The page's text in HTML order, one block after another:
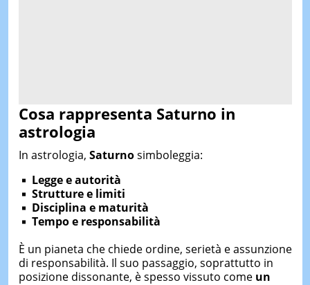
Cosa rappresenta Saturno in
astrologia
In astrologia, Saturnosimboleggia:
Legge e autorità
Strutture e limiti
Disciplina e maturità
Tempo e responsabilità
È un pianeta che chiede ordine, serietà e assunzione
di responsabilità. Il suo passaggio, soprattutto in
posizione dissonante, è spesso vissuto come un